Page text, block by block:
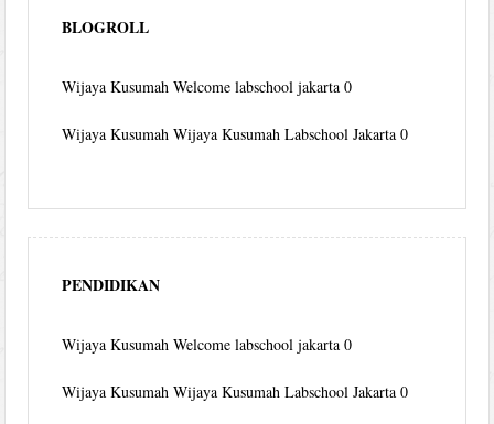
BLOGROLL
Wijaya Kusumah Welcome labschool jakarta 0
Wijaya Kusumah Wijaya Kusumah Labschool Jakarta 0
PENDIDIKAN
Wijaya Kusumah Welcome labschool jakarta 0
Wijaya Kusumah Wijaya Kusumah Labschool Jakarta 0